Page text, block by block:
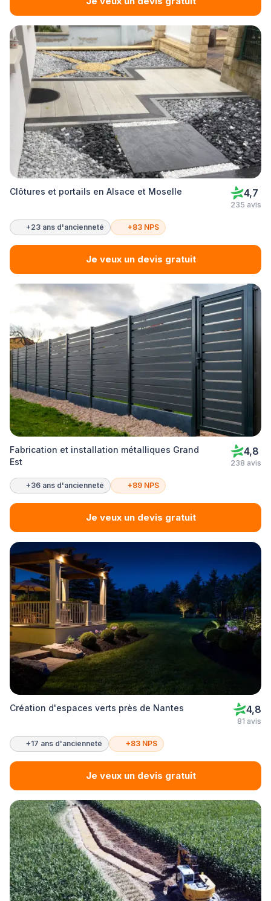
Clôtures et portails en Alsace et Moselle 4,7
235 avis
+23 ans d'ancienneté +83 NPS
Je veux un devis gratuit
Fabrication et installation métalliques Grand
Est
4,8
238 avis
+36 ans d'ancienneté +89 NPS
Je veux un devis gratuit
Création d'espaces verts près de Nantes 4,8
81 avis
+17 ans d'ancienneté +83 NPS
Je veux un devis gratuit